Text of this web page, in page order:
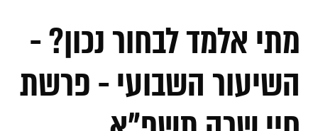
מתי אלמד לבחור נכון? -
השיעור השבועי - פרשת